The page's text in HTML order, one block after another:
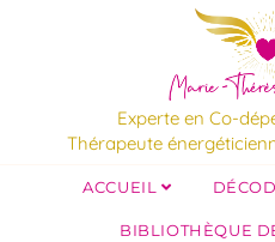
Experte en Co-
Thérapeute
ACCUEIL
BIBLIOTHÈQUE